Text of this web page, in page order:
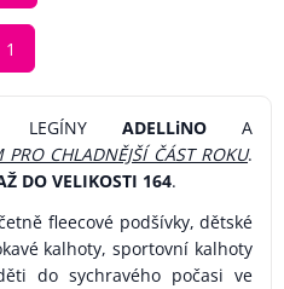
1
LEGÍNY ADELLiNOA
PRO CHLADNĚJŠÍ ČÁST ROKU.
DO VELIKOSTI 164.
fleecové podšívky, dětské
kalhoty, sportovní kalhoty
do sychravého počasi ve